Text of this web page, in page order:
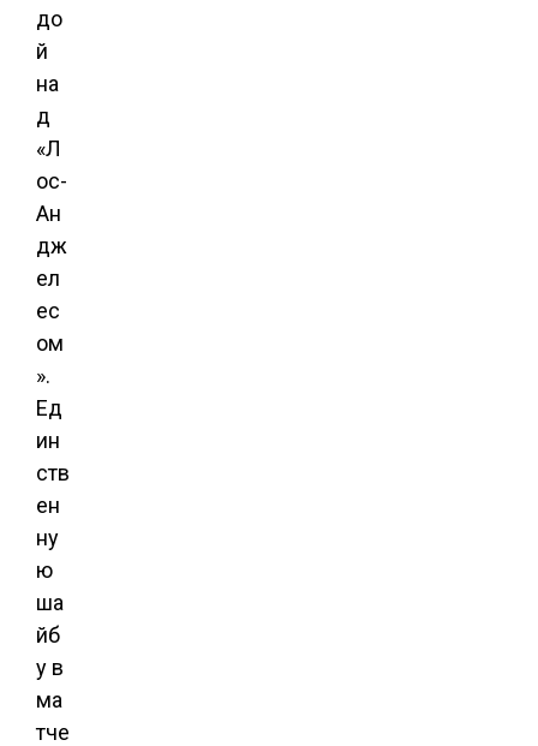
до
й
на
д
«Л
ос-
Ан
дж
ел
ес
ом
».
Ед
ин
ств
ен
ну
ю
ша
йб
у в
ма
тче